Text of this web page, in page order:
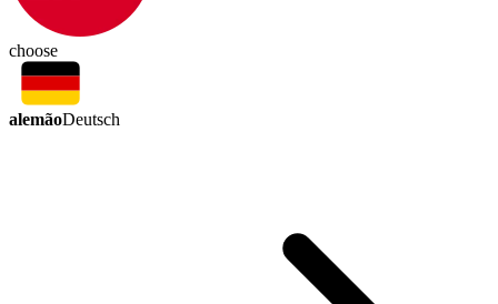
choose
alemãoDeutsch